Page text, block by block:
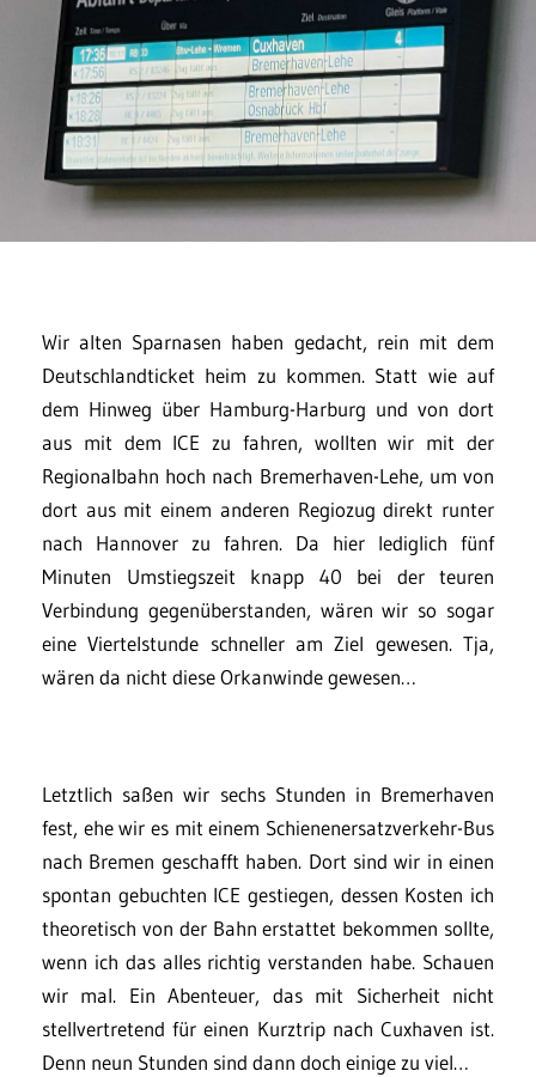
Wir alten Sparnasen haben gedacht, rein mit dem
Deutschlandticket heim zu kommen. Statt wie auf
dem Hinweg über Hamburg-Harburg und von dort
aus mit dem ICE zu fahren, wollten wir mit der
Regionalbahn hoch nach Bremerhaven-Lehe, um von
dort aus mit einem anderen Regiozug direkt runter
nach Hannover zu fahren. Da hier lediglich fünf
Minuten Umstiegszeit knapp 40 bei der teuren
Verbindung gegenüberstanden, wären wir so sogar
eine Viertelstunde schneller am Ziel gewesen. Tja,
wären da nicht diese Orkanwinde gewesen…
Letztlich saßen wir sechs Stunden in Bremerhaven
fest, ehe wir es mit einem Schienenersatzverkehr-Bus
nach Bremen geschafft haben. Dort sind wir in einen
spontan gebuchten ICE gestiegen, dessen Kosten ich
theoretisch von der Bahn erstattet bekommen sollte,
wenn ich das alles richtig verstanden habe. Schauen
wir mal. Ein Abenteuer, das mit Sicherheit nicht
stellvertretend für einen Kurztrip nach Cuxhaven ist.
Denn neun Stunden sind dann doch einige zu viel…